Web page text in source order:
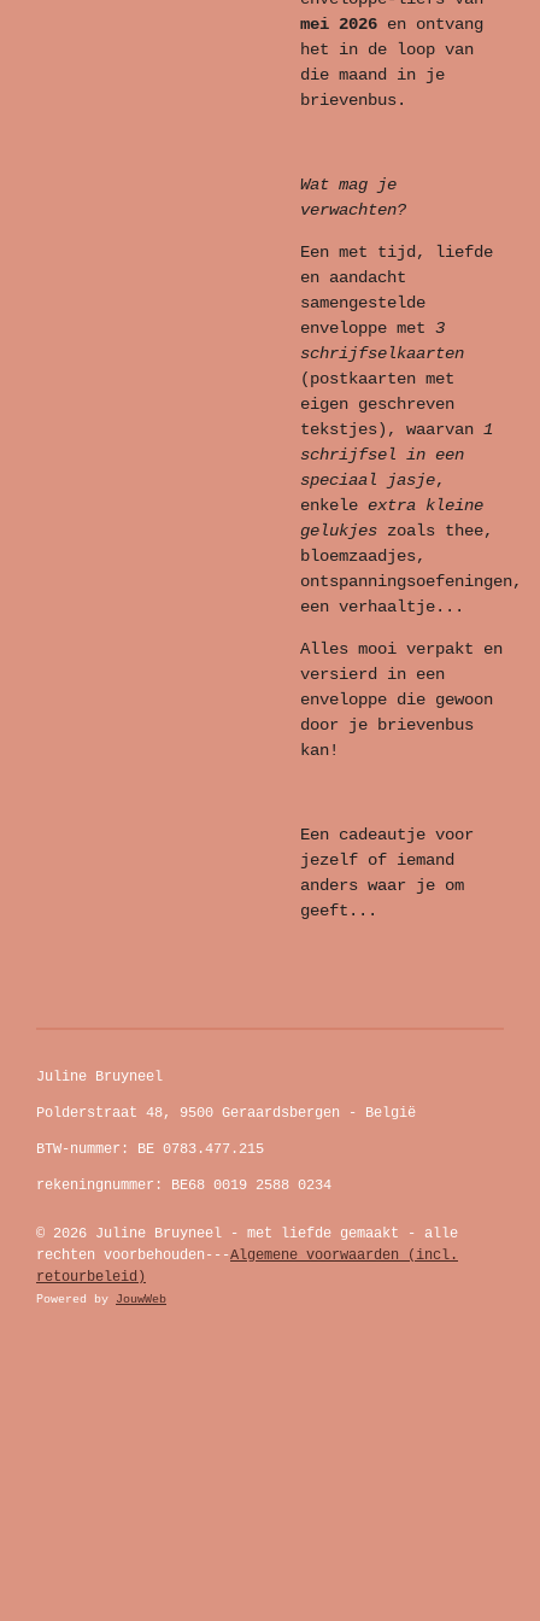
mei 2026 en ontvang
het in de loop van
die maand in je
brievenbus.
Wat mag je
verwachten?
Een met tijd, liefde
en aandacht
samengestelde
enveloppe met 3
schrijfselkaarten
(postkaarten met
eigen geschreven
tekstjes), waarvan 1
schrijfsel in een
speciaal jasje,
enkele extra kleine
gelukjes zoals thee,
bloemzaadjes,
ontspanningsoefeningen,
een verhaaltje...
Alles mooi verpakt en
versierd in een
enveloppe die gewoon
door je brievenbus
kan!
Een cadeautje voor
jezelf of iemand
anders waar je om
geeft...
Juline Bruyneel
Polderstraat 48, 9500 Geraardsbergen - België
BTW-nummer: BE 0783.477.215
rekeningnummer: BE68 0019 2588 0234
© 2026 Juline Bruyneel - met liefde gemaakt - alle
rechten voorbehouden---Algemene voorwaarden (incl.
retourbeleid)
Powered by JouwWeb